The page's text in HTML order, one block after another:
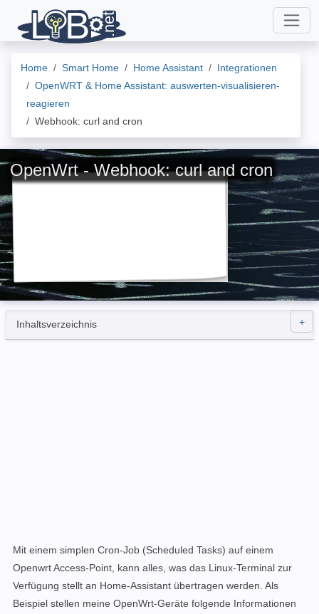
Home Smart Home Home Assistant
Integrationen
OpenWRT & Home Assistant: auswerten-visualisieren-
reagieren
Webhook: curl and cron
OpenWrt - Webhook: curl and cron
Inhaltsverzeichnis
Mit einem simplen Cron-Job (Scheduled Tasks) auf einem
Openwrt Access-Point, kann alles, was das Linux-Terminal zur
Verfügung stellt an Home-Assistant übertragen werden. Als
Beispiel stellen meine OpenWrt-Geräte folgende Informationen